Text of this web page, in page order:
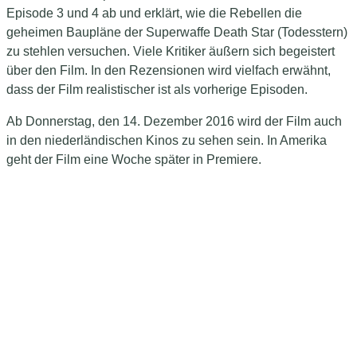
Episode 3 und 4 ab und erklärt, wie die Rebellen die
geheimen Baupläne der Superwaffe Death Star (Todesstern)
zu stehlen versuchen. Viele Kritiker äußern sich begeistert
über den Film. In den Rezensionen wird vielfach erwähnt,
dass der Film realistischer ist als vorherige Episoden.
Ab Donnerstag, den 14. Dezember 2016 wird der Film auch
in den niederländischen Kinos zu sehen sein. In Amerika
geht der Film eine Woche später in Premiere.